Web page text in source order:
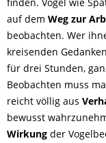
auf dem Weg zur
beobachten. Wer
kreisenden
für drei Stunden,
Beobachten muss
reicht völlig aus
bewusst
Wirkung der